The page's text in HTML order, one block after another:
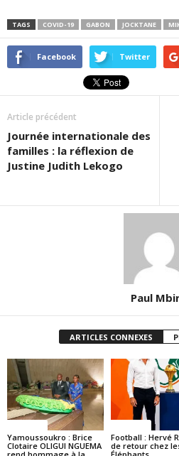
TAGS COVID-19 GABON JOCKTANE
Facebook Twitter
Article précédent
Journée internationale des
familles : la réflexion de
Justine Judith Lekogo
Paul
ARTICLES CONNEXES
Yamoussoukro : Brice
Clotaire OLIGUI NGUEMA
Football : Hervé
de retour chez